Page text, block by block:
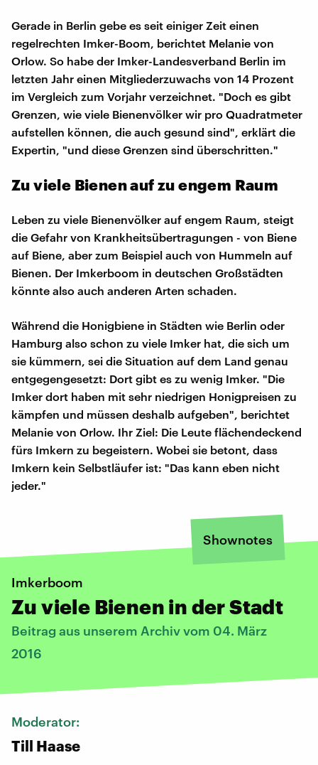
Gerade in Berlin gebe es seit einiger Zeit einen
regelrechten Imker-Boom, berichtet Melanie von
Orlow. So habe der Imker-Landesverband Berlin im
letzten Jahr einen Mitgliederzuwachs von 14 Prozent
im Vergleich zum Vorjahr verzeichnet. "Doch es gibt
Grenzen, wie viele Bienenvölker wir pro Quadratmeter
aufstellen können, die auch gesund sind", erklärt die
Expertin, "und diese Grenzen sind überschritten."
Zu viele Bienen auf zu engem Raum
Leben zu viele Bienenvölker auf engem Raum, steigt
die Gefahr von Krankheitsübertragungen - von Biene
auf Biene, aber zum Beispiel auch von Hummeln auf
Bienen. Der Imkerboom in deutschen Großstädten
könnte also auch anderen Arten schaden.
Während die Honigbiene in Städten wie Berlin oder
Hamburg also schon zu viele Imker hat, die sich um
sie kümmern, sei die Situation auf dem Land genau
entgegengesetzt: Dort gibt es zu wenig Imker. "Die
Imker dort haben mit sehr niedrigen Honigpreisen zu
kämpfen und müssen deshalb aufgeben", berichtet
Melanie von Orlow. Ihr Ziel: Die Leute flächendeckend
fürs Imkern zu begeistern. Wobei sie betont, dass
Imkern kein Selbstläufer ist: "Das kann eben nicht
jeder."
Shownotes
Imkerboom
Zu viele Bienen in der Stadt
Beitrag aus unserem Archiv vom 04. März
2016
Moderator:
Till Haase